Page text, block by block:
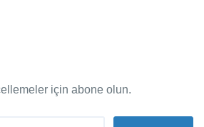
için abone olun.